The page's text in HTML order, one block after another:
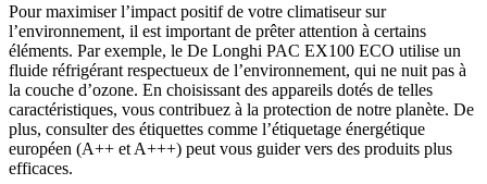
Pour maximiser l’impact positif de votre climatiseur sur
l’environnement, il est important de prêter attention à certains
éléments. Par exemple, le De Longhi PAC EX100 ECO utilise un
fluide réfrigérant respectueux de l’environnement, qui ne nuit pas à
la couche d’ozone. En choisissant des appareils dotés de telles
caractéristiques, vous contribuez à la protection de notre planète. De
plus, consulter des étiquettes comme l’étiquetage énergétique
européen (A++ et A+++) peut vous guider vers des produits plus
efficaces.